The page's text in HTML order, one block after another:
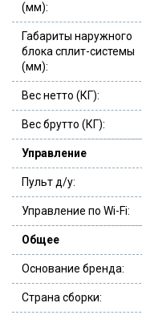
(мм):
Габариты наружного
блока сплит-системы
(мм):
Вес нетто (КГ):
Вес брутто (КГ):
Управление
Пульт д/у:
Управление по Wi-Fi:
Общее
Основание бренда:
Страна сборки: